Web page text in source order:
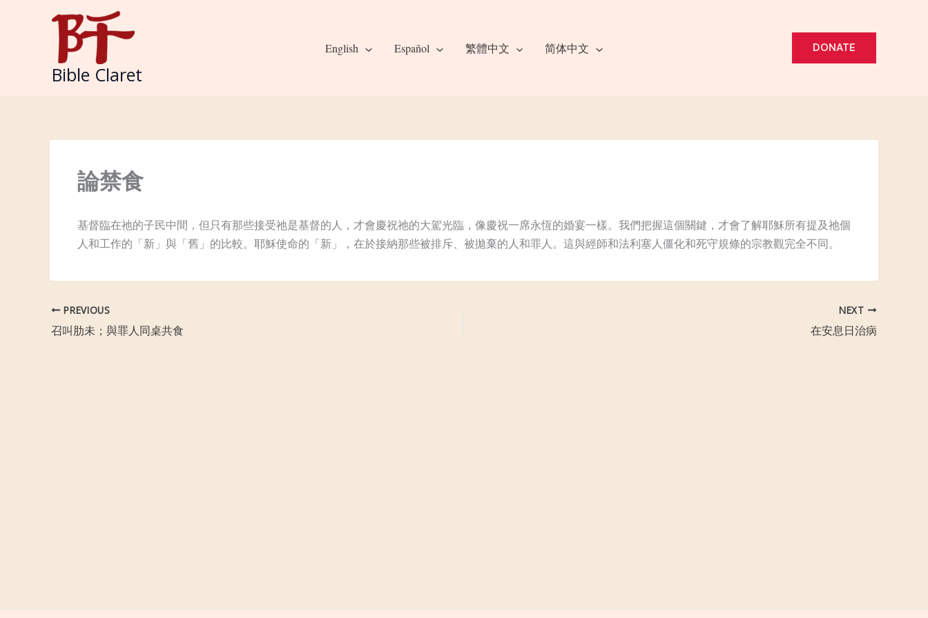
Bible Claret
English Español 繁體中文 简体中文 DONATE
論禁食
基督臨在祂的子民中間，但只有那些接受祂是基督的人，才會慶祝祂的大駕光臨，像慶祝一席永恆的婚宴一樣。我們把握這個關鍵，才會了解耶穌所有提及祂個
人和工作的「新」與「舊」的比較。耶穌使命的「新」，在於接納那些被排斥、被拋棄的人和罪人。這與經師和法利塞人僵化和死守規條的宗教觀完全不同。
PREVIOUS
召叫肋未；與罪人同桌共食
NEXT
在安息日治病